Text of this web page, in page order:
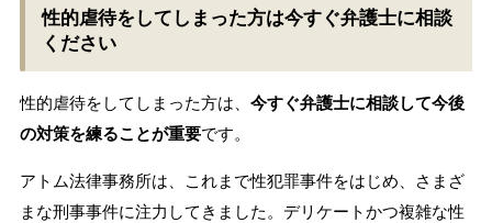
性的虐待をしてしまった方は今すぐ弁護士に相談
ください
性的虐待をしてしまった方は、 今すぐ弁護士に相談して今後
の対策を練ることが重要です。
アトム法律事務所は、これまで性犯罪事件をはじめ、さまざ
まな刑事事件に注力してきました。デリケートかつ複雑な性